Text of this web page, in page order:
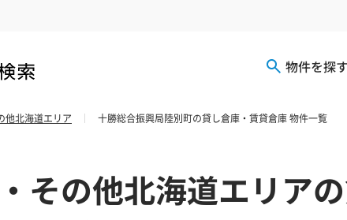
物件を探す
他北海道エリア 十勝総合振興局陸別町の貸し倉庫・賃貸倉庫 物件一覧
その他北海道エリア